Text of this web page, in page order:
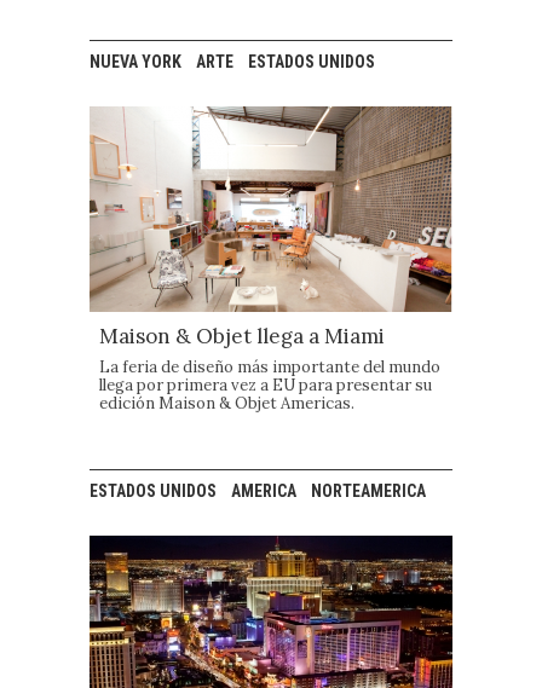
NUEVA YORK ARTE ESTADOS UNIDOS
Maison & Objet llega a Miami
La feria de diseño más importante del mundo
llega por primera vez a EU para presentar su
edición Maison & Objet Americas.
ESTADOS UNIDOS AMERICA NORTEAMERICA